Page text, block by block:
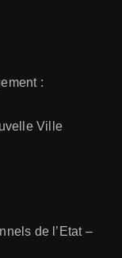
:
Ville
de l’Etat –